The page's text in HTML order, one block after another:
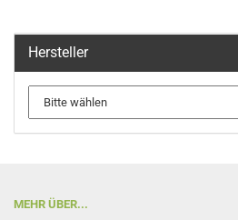
Hersteller
MEHR ÜBER...